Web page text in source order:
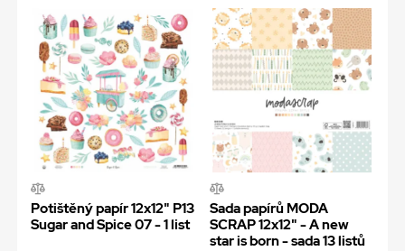
Potištěný papír 12x12" P13
Sugar and Spice 07 - 1 list
Sada papírů MODA
SCRAP 12x12" - A new
star is born - sada 13 listů